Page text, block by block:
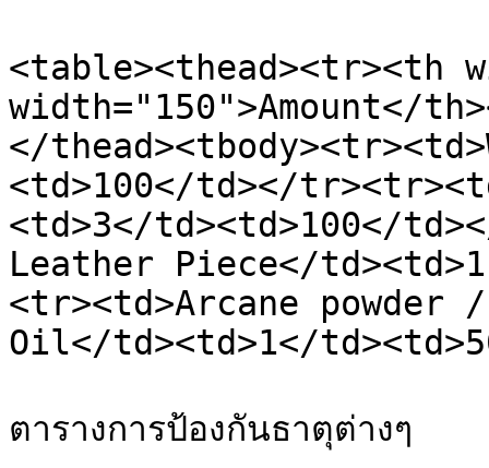
<table><thead><tr><th
width="150">Amount</
</
<td>100</td></
<td>3</td><td>100</
Leather Piece</
<tr><td>Arcane
Oil</td><td>1</
ตารางการป้องกันธาตุต่างๆ